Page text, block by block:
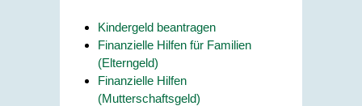
Kindergeld beantragen
Finanzielle Hilfen für Familien
(Elterngeld)
Finanzielle Hilfen
(Mutterschaftsgeld)